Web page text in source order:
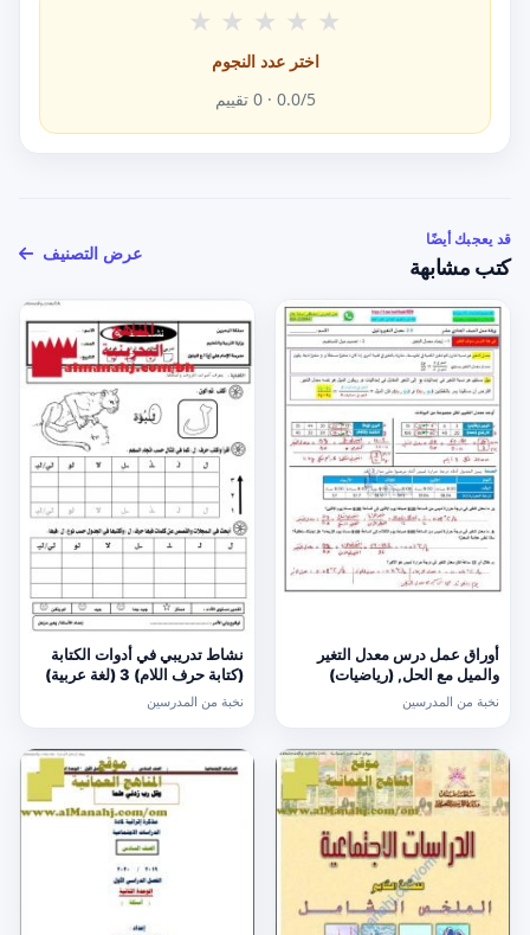
★ ★ ★ ★ ★
اختر عدد النجوم
0.0/5 ·
0 تقييم
قد يعجبك أيضًا
كتب مشابهة
عرض التصنيف
أوراق عمل درس معدل التغير
والميل مع الحل, (رياضيات)
الحادي عشر العام
نخبة من المدرسين
نشاط تدريبي في أدوات الكتابة
(كتابة حرف اللام) 3 (لغة عربية)
نخبة من المدرسين